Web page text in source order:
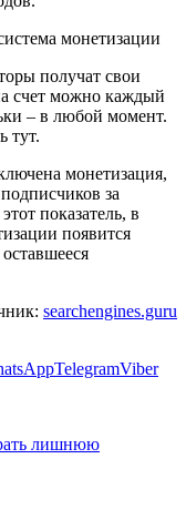
получат свои
счет можно каждый
– в любой момент.
тут.
монетизация,
за
показатель, в
появится
searchengines.guru
TelegramViber
лишнюю